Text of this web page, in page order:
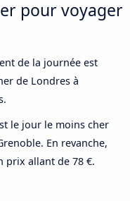
pour voyager
de la journée est
de Londres à
le jour le moins cher
En revanche,
prix allant de 78 €.